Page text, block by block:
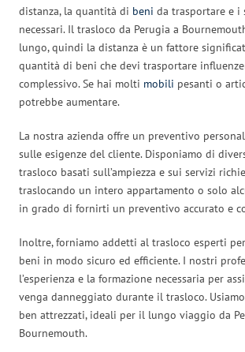
distanza, la quantità di beni da trasportare e
necessari. Il trasloco da Perugia a
lungo, quindi la distanza è un fattore
quantità di beni che devi trasportare
complessivo. Se hai molti mobili pesanti o
potrebbe aumentare.
La nostra azienda offre un preventivo
sulle esigenze del cliente. Disponiamo di
trasloco basati sull’ampiezza e sui servizi
traslocando un intero appartamento o solo
in grado di fornirti un preventivo accurato e
Inoltre, forniamo addetti al trasloco esperti
beni in modo sicuro ed efficiente. I nostri
l’esperienza e la formazione necessaria per
venga danneggiato durante il trasloco.
ben attrezzati, ideali per il lungo viaggio da
Bournemouth.